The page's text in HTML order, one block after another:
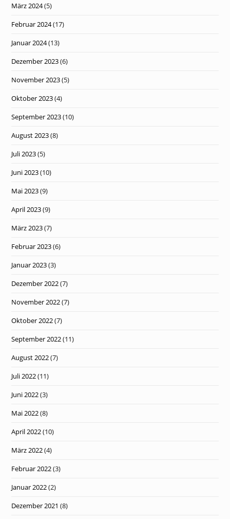
März 2024(5)
Februar 2024(17)
Januar 2024(13)
Dezember 2023(6)
November 2023(5)
Oktober 2023(4)
September 2023(10)
August 2023(8)
Juli 2023(5)
Juni 2023(10)
Mai 2023(9)
April 2023(9)
März 2023(7)
Februar 2023(6)
Januar 2023(3)
Dezember 2022(7)
November 2022(7)
Oktober 2022(7)
September 2022(11)
August 2022(7)
Juli 2022(11)
Juni 2022(3)
Mai 2022(8)
April 2022(10)
März 2022(4)
Februar 2022(3)
Januar 2022(2)
Dezember 2021 (8)